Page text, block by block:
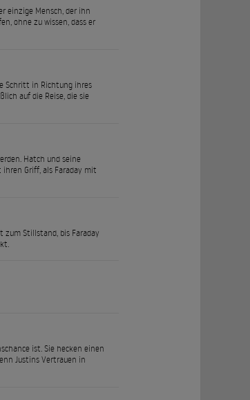
einzige Mensch, der ihn
ohne zu wissen, dass er
Schritt in Richtung ihres
auf die Reise, die sie
Hatch und seine
ihren Griff, als Faraday mit
zum Stillstand, bis Faraday
ist. Sie hecken einen
Justins Vertrauen in